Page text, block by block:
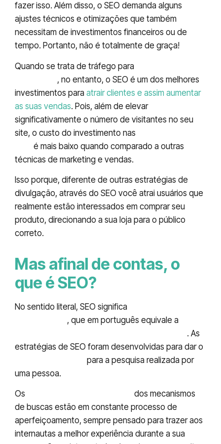
fazer isso. Além disso, o SEO demanda alguns
ajustes técnicos e otimizações que também
necessitam de investimentos financeiros ou de
tempo. Portanto, não é totalmente de graça!
Quando se trata de tráfego para
, no entanto, o SEO é um dos melhores
investimentos para atrair clientes e assim aumentar
as suas vendas. Pois, além de elevar
significativamente o número de visitantes no seu
site, o custo do investimento nas
é mais baixo quando comparado a outras
técnicas de marketing e vendas.
Isso porque, diferente de outras estratégias de
divulgação, através do SEO você atrai usuários que
realmente estão interessados em comprar seu
produto, direcionando a sua loja para o público
correto.
Mas afinal de contas, o
que é SEO?
No sentido literal, SEO significa
, que em português equivale a
. As
estratégias de SEO foram desenvolvidas para dar o
para a pesquisa realizada por
uma pessoa.
Os
dos mecanismos
de buscas estão em constante processo de
aperfeiçoamento, sempre pensado para trazer aos
internautas a melhor experiência durante a sua